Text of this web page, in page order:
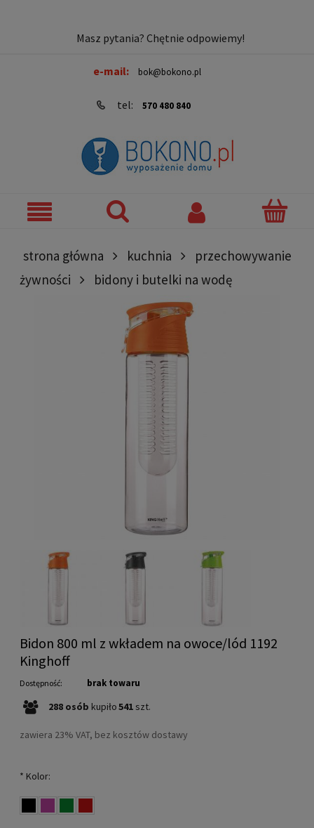
Masz pytania? Chętnie odpowiemy!
e-mail: bok@bokono.pl
tel: 570 480 840
strona główna kuchnia
przechowywanie
żywności
bidony i butelki na wodę
Bidon 800 ml z wkładem na owoce/lód 1192
Kinghoff
Dostępność: brak towaru
288 osób kupiło541 szt.
zawiera 23% VAT, bez kosztów dostawy
* Kolor: